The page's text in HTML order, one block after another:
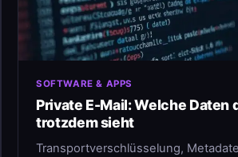
SOFTWARE & APPS
Private E-Mail: Welche Daten
trotzdem sieht
Transportverschlüsselung,